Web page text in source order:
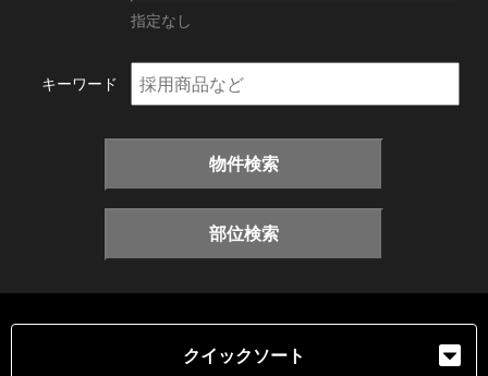
指定なし
キーワード
物件検索
部位検索
クイックソート